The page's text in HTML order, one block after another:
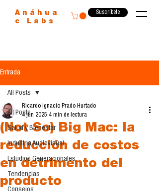
Anáhua
c Labs
Suscríbete
Entrada
All Posts
Salud y Bienestar
Industria Audiovisual
Estudios Generacionales
Tendencias
All Posts
(Not So) Big Mac: la
reducción de costos
en detrimento del
producto
Ricardo Ignacio Prado Hurtado
4 jun 2025 4 min de lectura